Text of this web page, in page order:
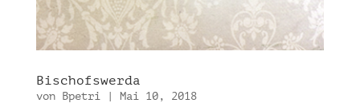
Bischofswerda
von Bpetri| Mai 10, 2018